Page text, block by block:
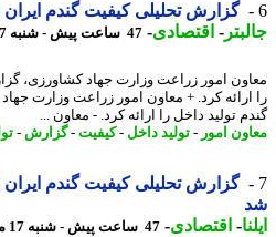
گزارش تحلیلی کیفیت گندم ایران
-اقتصادی-47 ساعت پیش - شنبه 17 مرداد 1405، 13:32
امور زراعت وزارت جهاد کشاورزی، گزارش
کرد. + معاون امور زراعت وزارت جهاد
تولید داخل را ارائه کرد. - معاون ...
امور -تولید داخل-کیفیت-گزارش -تولید-
گزارش تحلیلی کیفیت گندم ایران
-اقتصادی-
47 ساعت پیش - شنبه 17 مرداد